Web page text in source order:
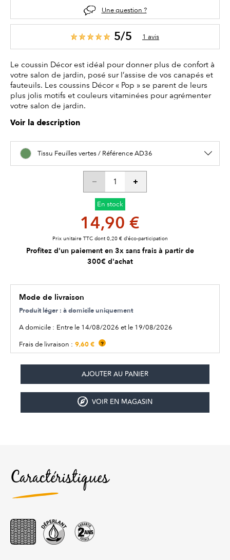
Une question ?
5/5 1 avis
Le coussin Décor est idéal pour donner plus de confort à
votre salon de jardin, posé sur l’assise de vos canapés et
fauteuils. Les coussins Décor « Pop » se parent de leurs
plus jolis motifs et couleurs vitaminées pour agrémenter
votre salon de jardin.
Voir la description
Tissu Feuilles vertes / Référence AD36
En stock
14,90 €
Prix unitaire TTC dont 0,20 € d’éco-participation
Profitez d'un paiement en 3x sans frais à partir de
300€ d'achat
Mode de livraison
Produit léger : à domicile uniquement
A domicile : Entre le 14/08/2026 et le 19/08/2026
Frais de livraison : 9,60 € ?
VOIR EN MAGASIN
Caractéristiques